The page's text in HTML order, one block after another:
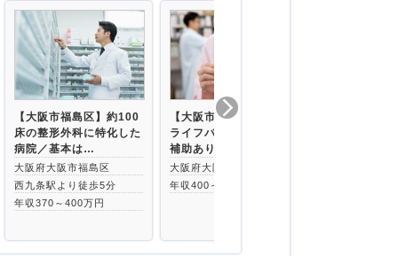
【大阪市福島区】約100
床の整形外科に特化した
病院／基本は…
大阪府大阪市福島区
西九条駅より徒歩5分
年収370～400万円
【大阪市中央区】ワーク
ライフバランス◎／住宅
補助あり／病院…
大阪府大阪市中央区
年収400～550万円